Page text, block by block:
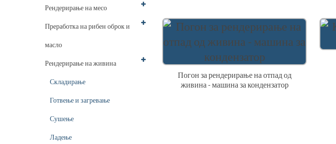
Рендерирање на месо
Преработка на рибен оброк и
масло
Рендерирање на живина
Складирање
Готвење и загревање
Сушење
Ладење
Погон за рендерирање на отпад од
живина - машина за кондензатор